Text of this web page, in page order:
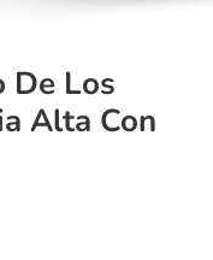
De Los
Alta Con